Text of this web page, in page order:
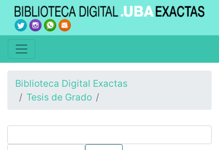
Biblioteca Digital Exactas
Tesis de Grado